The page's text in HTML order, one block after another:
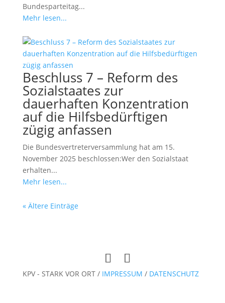
Bundesparteitag...
Mehr lesen...
Beschluss 7 – Reform des
Sozialstaates zur
dauerhaften Konzentration
auf die Hilfsbedürftigen
zügig anfassen
Die Bundesvertreterversammlung hat am 15.
November 2025 beschlossen:Wer den Sozialstaat
erhalten...
Mehr lesen...
« Ältere Einträge
KPV - STARK VOR ORT / IMPRESSUM / DATENSCHUTZ